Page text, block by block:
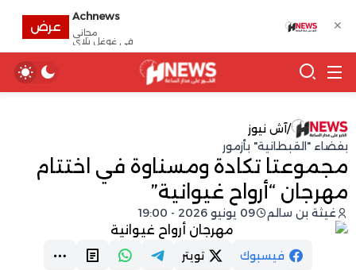
/آش نيوز
بفضاء "القبطانية" بأزمور
مجموعتا تكادة ومسناوة في اختتام
مهرجان “أرواح غيوانية”
غيثة بن سالم 09 يونيو 2026 - 19:00
فيسبوك تويتر
✕
Achnews
مجانى
في غوغل بلاي
عرض